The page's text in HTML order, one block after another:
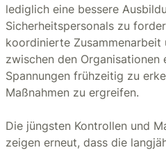
lediglich eine bessere
Sicherheitspersonals zu
koordinierte Zusammenarbeit
zwischen den Organisationen
Spannungen frühzeitig zu
Maßnahmen zu ergreifen.
Die jüngsten Kontrollen und
zeigen erneut, dass die